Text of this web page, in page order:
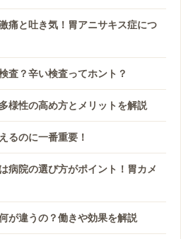
痛と吐き気！胃アニサキス症につ
査？辛い検査ってホント？
様性の高め方とメリットを解説
るのに一番重要！
病院の選び方がポイント！胃カメ
が違うの？働きや効果を解説